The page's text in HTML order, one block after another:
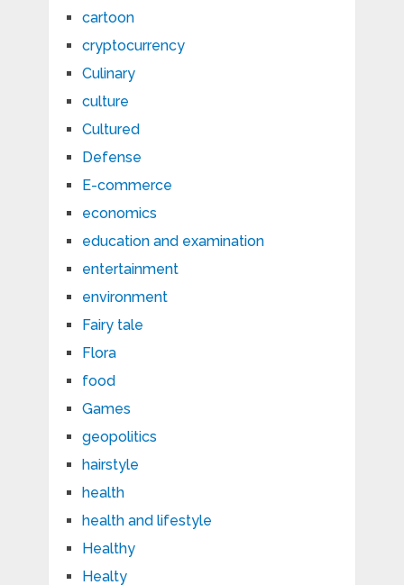
cartoon
cryptocurrency
Culinary
culture
Cultured
Defense
E-commerce
economics
education and examination
entertainment
environment
Fairy tale
Flora
food
Games
geopolitics
hairstyle
health
health and lifestyle
Healthy
Healty